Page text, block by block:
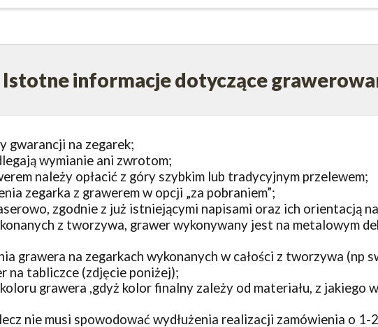
Istotne informacje dotyczące
gwarancji na zegarek;
wymianie ani zwrotom;
należy opłacić z góry szybkim lub tradycyjnym przelewem;
zegarka z grawerem w opcji „za pobraniem”;
zgodnie z już istniejącymi napisami oraz ich orientacją
z tworzywa, grawer wykonywany jest na metalowym
grawera na zegarkach wykonanych w całości z tworzywa (np
na tabliczce (zdjęcie poniżej);
grawera ,gdyż kolor finalny zależy od materiału, z jakiego
nie musi spowodować wydłużenia realizacji zamówienia o 1-